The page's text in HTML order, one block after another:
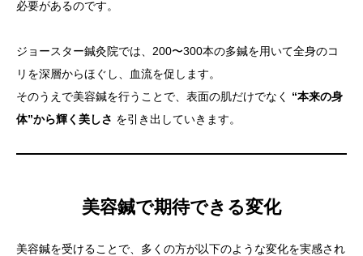
必要があるのです。
ジョースター鍼灸院では、200〜300本の多鍼を用いて全身のコ
リを深層からほぐし、血流を促します。
そのうえで美容鍼を行うことで、表面の肌だけでなく “本来の身
体”から輝く美しさ を引き出していきます。
美容鍼で期待できる変化
美容鍼を受けることで、多くの方が以下のような変化を実感され